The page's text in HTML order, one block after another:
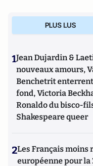
PLUS LUS
1Jean Dujardin &
nouveaux amours,
Benchetrit
fond, Victoria
Ronaldo du bisco-
Shakespeare queer
2Les Français moins
européenne pour la